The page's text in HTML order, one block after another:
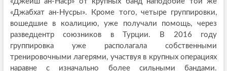
«Джабхат ан-Нусры». Кроме того, четыре группировки,
вошедшие в коалицию, уже получали помощь, через
разведцентр союзников в Турции. В 2016 году
группировка уже располагала собственными
тренировочными лагерями, участвуя в крупных операциях
наравне с изначально более сильными бандами.